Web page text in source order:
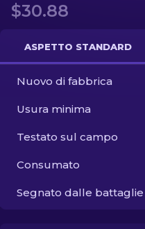
Guanto
Casse
Altro
$30.88
ASPETTO STANDARD
Nuovo di fabbrica
Usura minima
Testato sul campo
Consumato
Segnato dalle battaglie